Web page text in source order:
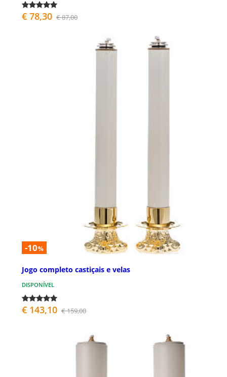
€ 78,30 € 87,00
-10%
Jogo completo castiçais e velas
DISPONÍVEL
€ 143,10 € 159,00